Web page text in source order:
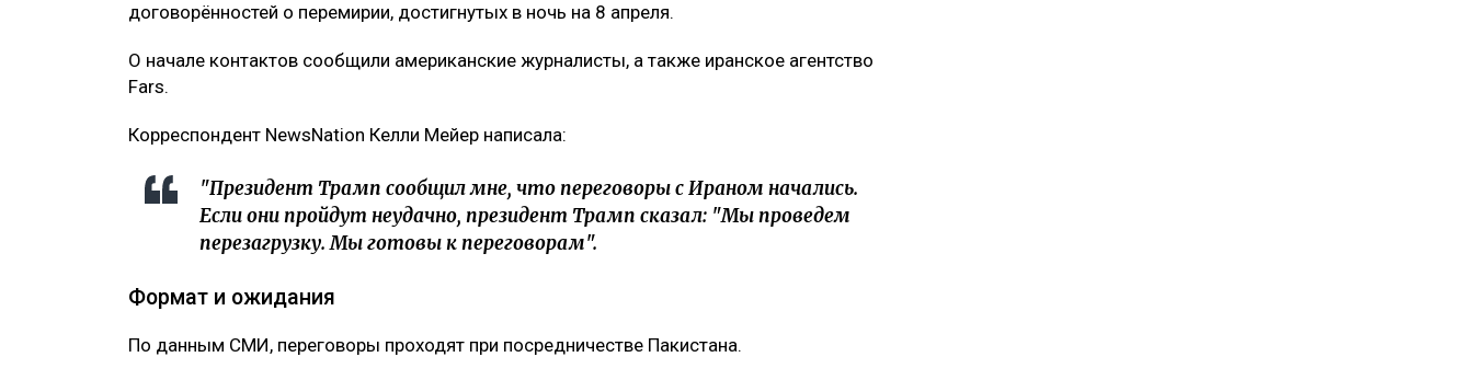
договорённостей о перемирии, достигнутых в ночь на 8 апреля.
О начале контактов сообщили американские журналисты, а также иранское агентство
Fars.
Корреспондент NewsNation Келли Мейер написала:
"Президент Трамп сообщил мне, что переговоры с Ираном начались.
Если они пройдут неудачно, президент Трамп сказал: "Мы проведем
перезагрузку. Мы готовы к переговорам".
Формат и ожидания
По данным СМИ, переговоры проходят при посредничестве Пакистана.